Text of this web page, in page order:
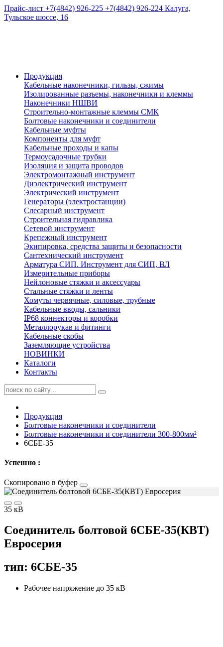
Прайс-лист +7(4842) 926-225 +7(4842) 926-224 Калуга,
Тульское шоссе, 16
Продукция
Кабельные наконечники, гильзы, сжимы
Изолированные разъемы, наконечники и клеммы
Наконечники НШВИ
Строительно-монтажные клеммы СМК
Болтовые наконечники и соединители
Кабельные муфты
Компоненты для муфт
Кабельные проходы и капы
Термоусадочные трубки
Изоляция и защита проводов
Электромонтажный инструмент
Диэлектрический инструмент
Электрический инструмент
Генераторы (электростанции)
Слесарный инструмент
Строительная гидравлика
Сетевой инструмент
Крепежный инструмент
Экипировка, средства защиты и безопасности
Сантехнический инструмент
Арматура СИП. Инструмент для СИП, ВЛ
Измерительные приборы
Нейлоновые стяжки и аксессуары
Стальные стяжки и ленты
Хомуты червячные, силовые, трубные
Кабельные вводы, сальники
IP68 коннекторы и коробки
Металлорукав и фитинги
Кабельные скобы
Заземляющие устройства
НОВИНКИ
Каталоги
Контакты
Продукция
Болтовые наконечники и соединители
Болтовые наконечники и соединители 300-800мм²
6СБЕ-35
Успешно :
Скопировано в буфер
35 кВ
Соединитель болтовой 6СБЕ-35(КВТ)
Евросерия
тип: 6СБЕ-35
Рабочее напряжение до 35 кВ